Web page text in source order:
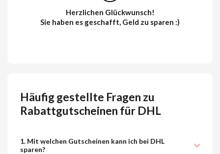
Herzlichen Glückwunsch!
Sie haben es geschafft, Geld zu sparen :)
Häufig gestellte Fragen zu
Rabattgutscheinen für DHL
1. Mit welchen Gutscheinen kann ich bei DHL
sparen?